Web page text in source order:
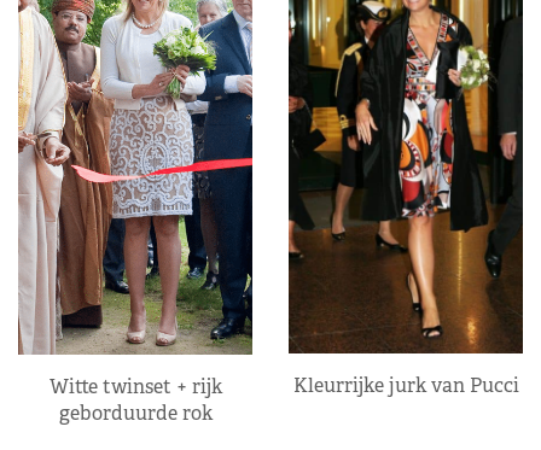
Witte twinset + rijk
geborduurde rok
Kleurrijke jurk van Pucci